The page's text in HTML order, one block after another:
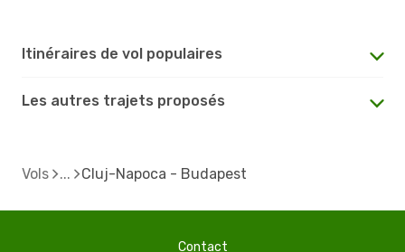
Itinéraires de vol populaires
Les autres trajets proposés
Vols Cluj-Napoca - Budapest
Contact